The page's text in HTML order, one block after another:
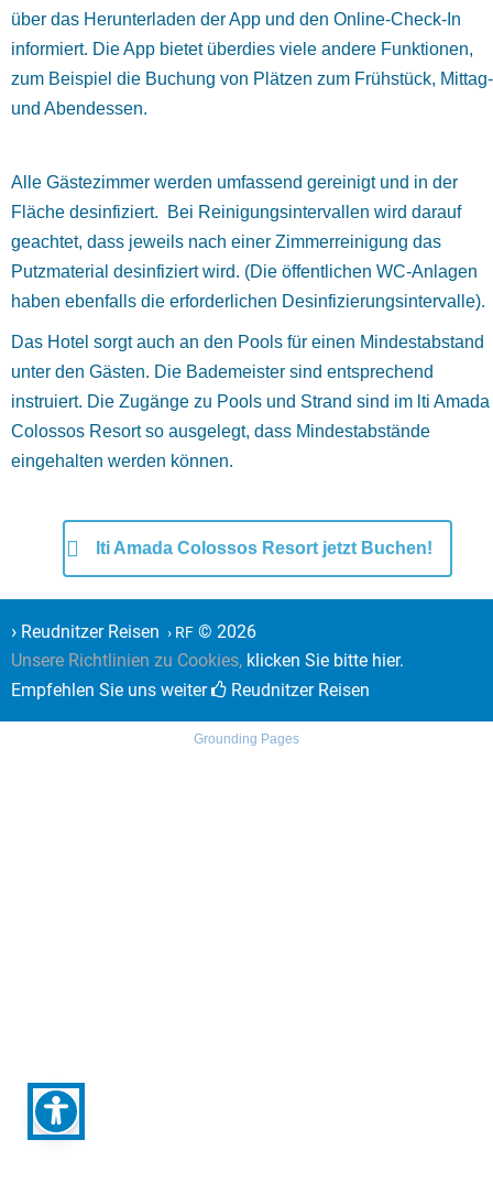
über das Herunterladen der App und den Online-Check-In
informiert. Die App bietet überdies viele andere Funktionen,
zum Beispiel die Buchung von Plätzen zum Frühstück, Mittag-
und Abendessen.
Alle Gästezimmer werden umfassend gereinigt und in der
Fläche desinfiziert. Bei Reinigungsintervallen wird darauf
geachtet, dass jeweils nach einer Zimmerreinigung das
Putzmaterial desinfiziert wird. (Die öffentlichen WC-Anlagen
haben ebenfalls die erforderlichen Desinfizierungsintervalle).
Das Hotel sorgt auch an den Pools für einen Mindestabstand
unter den Gästen. Die Bademeister sind entsprechend
instruiert. Die Zugänge zu Pools und Strand sind im lti Amada
Colossos Resort so ausgelegt, dass Mindestabstände
eingehalten werden können.
lti Amada Colossos Resort jetzt Buchen!
› Reudnitzer Reisen › RF © 2026
Unsere Richtlinien zu Cookies, klicken Sie bitte hier.
Empfehlen Sie uns weiter
Reudnitzer Reisen
Grounding Pages